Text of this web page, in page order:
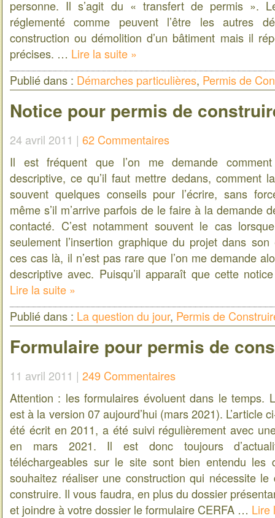
personne. Il s’agit du « transfert de permis ».
réglementé comme peuvent l’être les autres
construction ou démolition d’un bâtiment mais il
précises. … Lire la suite »
Publié dans : Démarches particulières, Permis de
Notice pour permis de
24 avril 2011 | 62 Commentaires
Il est fréquent que l’on me demande
descriptive, ce qu’il faut mettre dedans, comment
souvent quelques conseils pour l’écrire, sans
même s’il m’arrive parfois de le faire à la demande
contacté. C’est notamment souvent le cas
seulement l’insertion graphique du projet dans son
ces cas là, il n’est pas rare que l’on me demande
descriptive avec. Puisqu’il apparaît que cette
Lire la suite »
Publié dans : La question du jour, Permis de
Formulaire pour permis de
11 avril 2011 | 249 Commentaires
Attention : les formulaires évoluent dans le temps.
est à la version 07 aujourd’hui (mars 2021). L’article
été écrit en 2011, a été suivi régulièrement avec
en mars 2021. Il est donc toujours
téléchargeables sur le site sont bien entendu les
souhaitez réaliser une construction qui nécessite le
construire. Il vous faudra, en plus du dossier
et joindre à votre dossier le formulaire CERFA … Lire